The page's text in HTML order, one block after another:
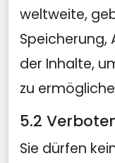
weltweite,
Speicherung,
der Inhalte,
zu
5.2
Sie dürfen